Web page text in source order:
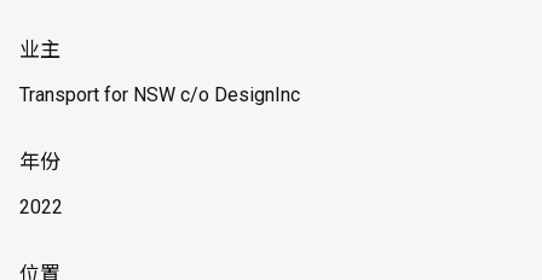
业主
Transport for NSW c/o DesignInc
年份
2022
位置